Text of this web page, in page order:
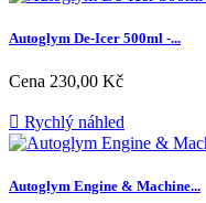
Autoglym De-Icer 500ml -...
Cena 230,00 Kč
 Rychlý náhled
Autoglym Engine & Machine...